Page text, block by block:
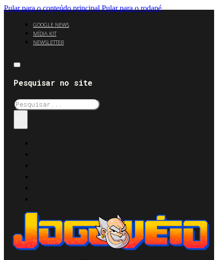
Pular para o conteúdo principal Pular para o rodapé
GOOGLE NEWS
MÍDIA KIT
NEWSLETTER
Pesquisar no site
Pesquisar